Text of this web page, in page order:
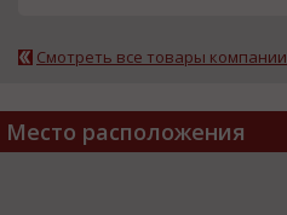
Смотреть все товары компании
Место расположения